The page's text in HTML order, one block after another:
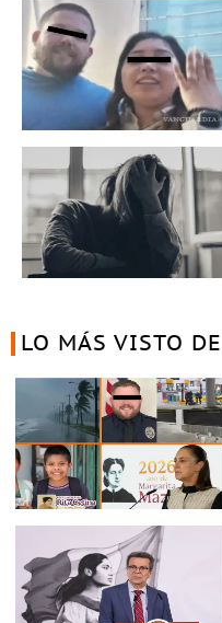
LO MÁS VISTO